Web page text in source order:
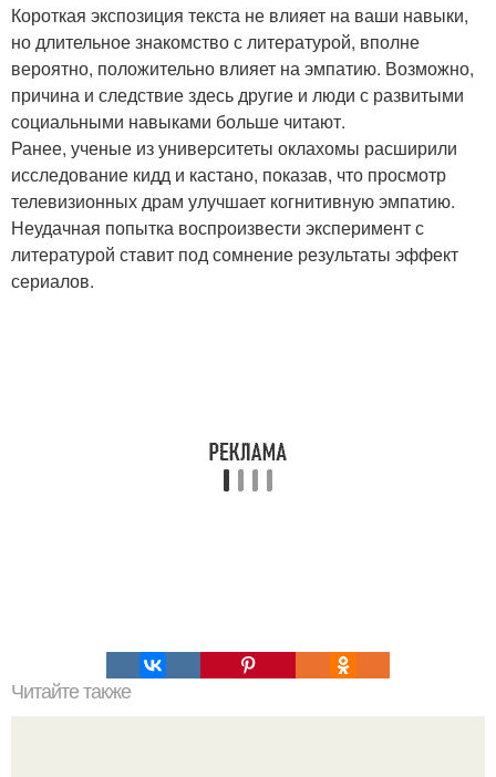
Короткая экспозиция текста не влияет на ваши навыки,
но длительное знакомство с литературой, вполне
вероятно, положительно влияет на эмпатию. Возможно,
причина и следствие здесь другие и люди с развитыми
социальными навыками больше читают.
Ранее, ученые из университеты оклахомы расширили
исследование кидд и кастано, показав, что просмотр
телевизионных драм улучшает когнитивную эмпатию.
Неудачная попытка воспроизвести эксперимент с
литературой ставит под сомнение результаты эффект
сериалов.
Читайте также